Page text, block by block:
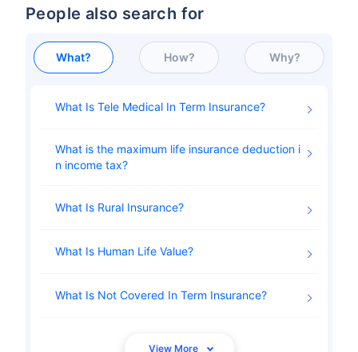
People also search for
What? How? Why?
What Is Tele Medical In Term Insurance
What is the maximum life insurance deduction i
n income tax
What Is Rural Insurance
What Is Human Life Value
What Is Not Covered In Term Insurance
వయసు టర్మ్ ఇన్సూరెన్స్ ప్రీమియంలను
ఎలా ప్రభావితం చేస్తుంది
₹ 434/నెల*